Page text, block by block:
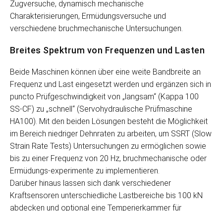
Zugversuche, dynamisch mechanische
Charakterisierungen, Ermüdungsversuche und
verschiedene bruchmechanische Untersuchungen.
Breites Spektrum von Frequenzen und Lasten
Beide Maschinen können über eine weite Bandbreite an
Frequenz und Last eingesetzt werden und ergänzen sich in
puncto Prüfgeschwindigkeit von „langsam“ (Kappa 100
SS-CF) zu „schnell“ (Servohydraulische Prüfmaschine
HA100). Mit den beiden Lösungen besteht die Möglichkeit
im Bereich niedriger Dehnraten zu arbeiten, um SSRT (Slow
Strain Rate Tests) Untersuchungen zu ermöglichen sowie
bis zu einer Frequenz von 20 Hz, bruchmechanische oder
Ermüdungs-experimente zu implementieren.
Darüber hinaus lassen sich dank verschiedener
Kraftsensoren unterschiedliche Lastbereiche bis 100 kN
abdecken und optional eine Temperierkammer für